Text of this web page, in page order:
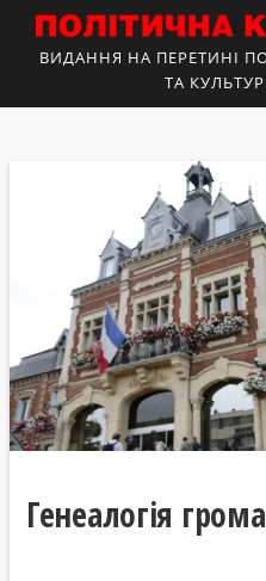
ВИДАННЯ НА ПЕРЕТИНІ
ТА
Генеалогія